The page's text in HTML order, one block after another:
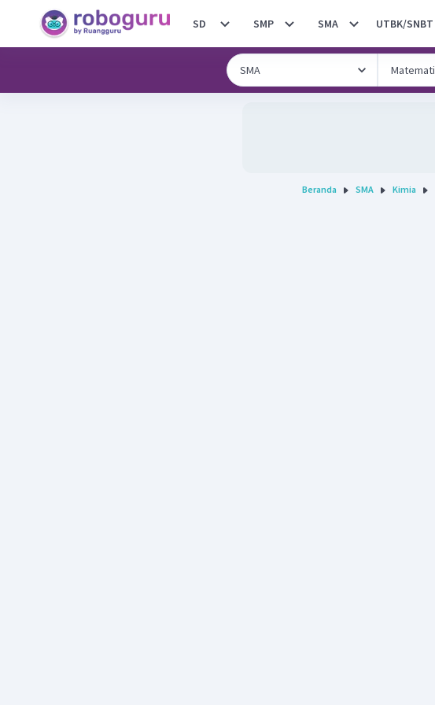
SD SMP SMA UTBK/SNBT
Beranda SMA Kimia